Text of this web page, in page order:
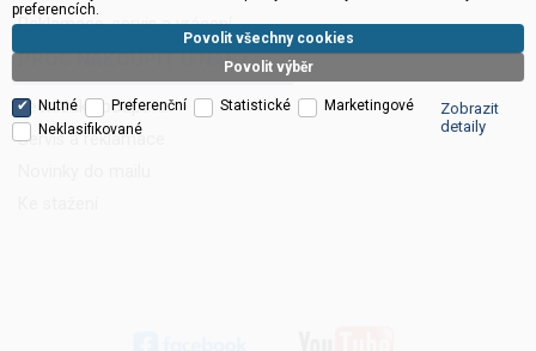
Reklamace, servis a vrácení
PROČ NAKOUPIT U NÁS?
Technická podpora
Servis a reklamace
preferencích.
Povolit výběr
Povolit všechny cookies
Nutné Preferenční Statistické
Marketingové
Neklasifikované
Zobrazit
detaily